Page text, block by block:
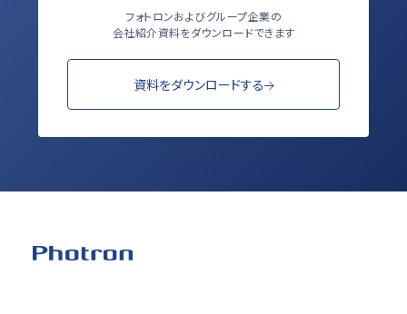
フォトロンおよびグループ企業の
会社紹介資料をダウンロードできます
資料をダウンロードする